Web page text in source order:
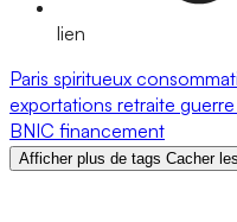
lien
Paris spiritueux
exportations retraite
BNIC financement
Afficher plus de tags Cacher